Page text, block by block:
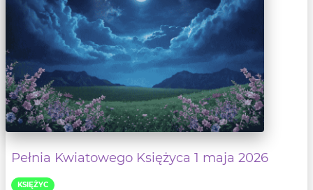
Pełnia Kwiatowego Księżyca 1 maja 2026
KSIĘŻYC